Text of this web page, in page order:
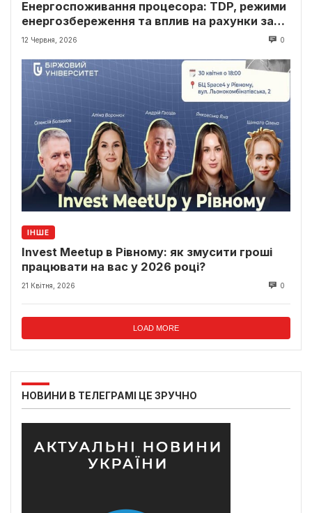
Енергоспоживання процесора: TDP, режими
енергозбереження та вплив на рахунки за
світло
12 Червня, 2026 0
ІНШЕ
Invest Meetup в Рівному: як змусити гроші
працювати на вас у 2026 році?
21 Квітня, 2026 0
LOAD MORE
НОВИНИ В ТЕЛЕГРАМІ ЦЕ ЗРУЧНО